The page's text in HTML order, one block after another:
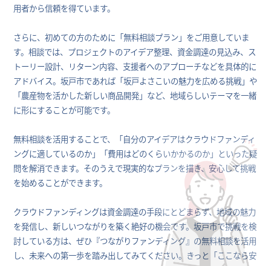
用者から信頼を得ています。
さらに、初めての方のために「無料相談プラン」をご用意していま
す。相談では、プロジェクトのアイデア整理、資金調達の見込み、ス
トーリー設計、リターン内容、支援者へのアプローチなどを具体的に
アドバイス。坂戸市であれば「坂戸よさこいの魅力を広める挑戦」や
「農産物を活かした新しい商品開発」など、地域らしいテーマを一緒
に形にすることが可能です。
無料相談を活用することで、「自分のアイデアはクラウドファンディ
ングに適しているのか」「費用はどのくらいかかるのか」といった疑
問を解消できます。そのうえで現実的なプランを描き、安心して挑戦
を始めることができます。
クラウドファンディングは資金調達の手段にとどまらず、地域の魅力
を発信し、新しいつながりを築く絶好の機会です。坂戸市で挑戦を検
討している方は、ぜひ『つながりファンディング』の無料相談を活用
し、未来への第一歩を踏み出してみてください。きっと「ここなら安